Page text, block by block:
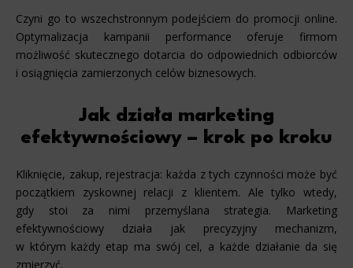
Czyni go to wszechstronnym podejściem do promocji online.
Optymalizacja kampanii performance oferuje firmom
możliwość skutecznego dotarcia do odpowiednich odbiorców
i osiągnięcia zamierzonych celów biznesowych.
Jak działa marketing
efektywnościowy – krok po kroku
Kliknięcie, zakup, rejestracja: każda z tych czynności może być
początkiem zyskownej relacji z klientem. Ale tylko wtedy,
gdy stoi za nimi przemyślana strategia. Marketing
efektywnościowy działa jak precyzyjny mechanizm,
w którym każdy etap ma swój cel, a każde działanie da się
zmierzyć.